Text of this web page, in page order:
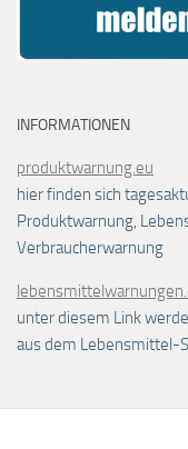
INFORMATIONEN
produktwarnung.eu
hier finden sich
Produktwarnung,
Verbraucherwarnung
unter diesem Link
aus dem Lebensmittel-